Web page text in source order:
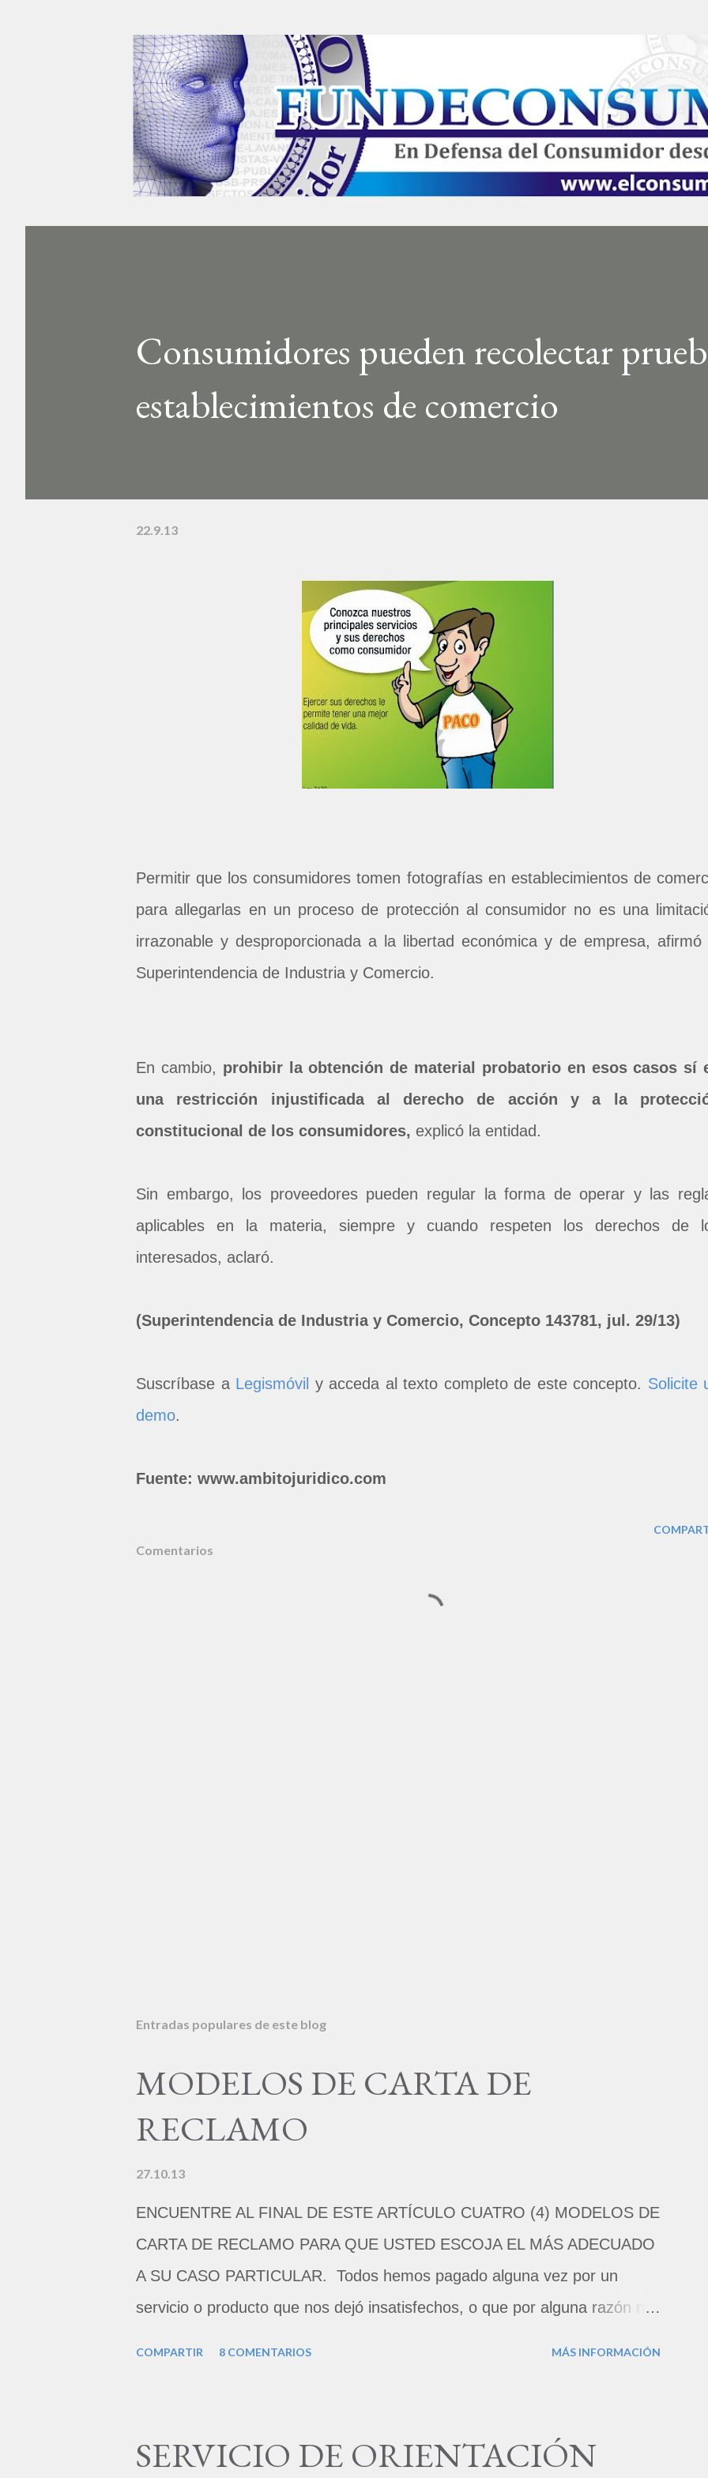
Consumidores pueden recolectar
establecimientos de comercio
22.9.13
Permitir que los consumidores tomen fotografías en establecimientos de
para allegarlas en un proceso de protección al consumidor no es una
irrazonable y desproporcionada a la libertad económica y de empresa, afirmó
Superintendencia de Industria y Comercio.
En cambio, prohibir la obtención de material probatorio en esos casos sí
una restricción injustificada al derecho de acción y a la
constitucional de los consumidores, explicó la entidad.
Sin embargo, los proveedores pueden regular la forma de operar y las
aplicables en la materia, siempre y cuando respeten los derechos de
interesados, aclaró.
(Superintendencia de Industria y Comercio, Concepto 143781, jul. 29/13)
Suscríbase a Legismóvil y acceda al texto completo de este concepto. Solicite
demo.
Fuente: www.ambitojuridico.com
Comentarios
Entradas populares de este blog
MODELOS DE CARTA DE
RECLAMO
27.10.13
ENCUENTRE AL FINAL DE ESTE ARTÍCULO CUATRO (4) MODELOS DE
CARTA DE RECLAMO PARA QUE USTED ESCOJA EL MÁS ADECUADO
A SU CASO PARTICULAR. Todos hemos pagado alguna vez por un
servicio o producto que nos dejó insatisfechos, o que por alguna razón no
consiguen una compensación por su malestar, e incluso logran a veces la
devolución del dinero. Muchas personas se sienten incómodas cuando
COMPARTIR 8 COMENTARIOS MÁS INFORMACIÓN
SERVICIO DE ORIENTACIÓN